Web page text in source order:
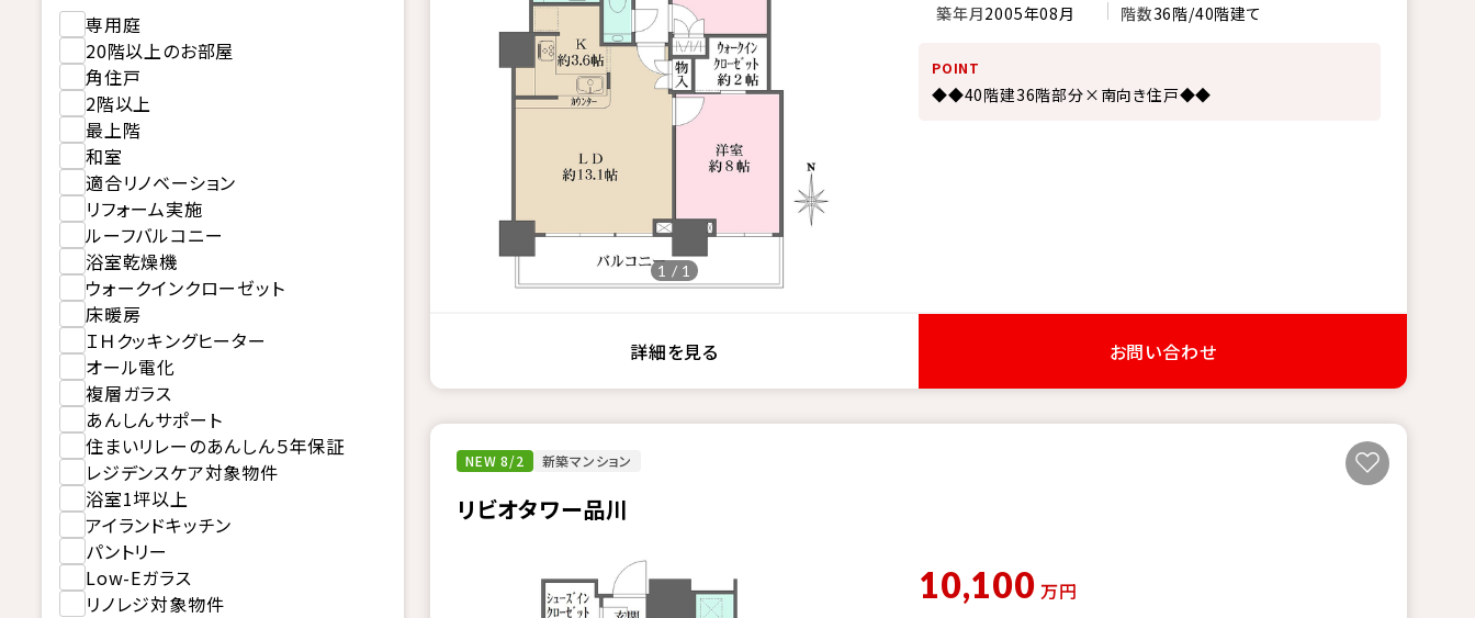
専用庭
20階以上のお部屋
角住戸
2階以上
最上階
和室
適合リノベーション
リフォーム実施
ルーフバルコニー
浴室乾燥機
ウォークインクローゼット
床暖房
ＩＨクッキングヒーター
オール電化
複層ガラス
あんしんサポート
住まいリレーのあんしん５年保証
レジデンスケア対象物件
浴室1坪以上
アイランドキッチン
パントリー
Low-Eガラス
リノレジ対象物件
1 / 1
築年月2005年08月 階数36階/40階建て
POINT
◆◆40階建36階部分×南向き住戸◆◆
詳細を見る お問い合わせ
NEW 8/2 新築マンション
リビオタワー品川
10,100 万円